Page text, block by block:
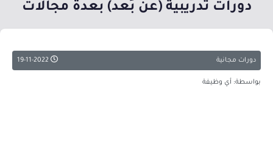
دورات تدريبية (عن بُعد) بعدة مجالات
دورات مجانية
بواسطة: أي وظيفة